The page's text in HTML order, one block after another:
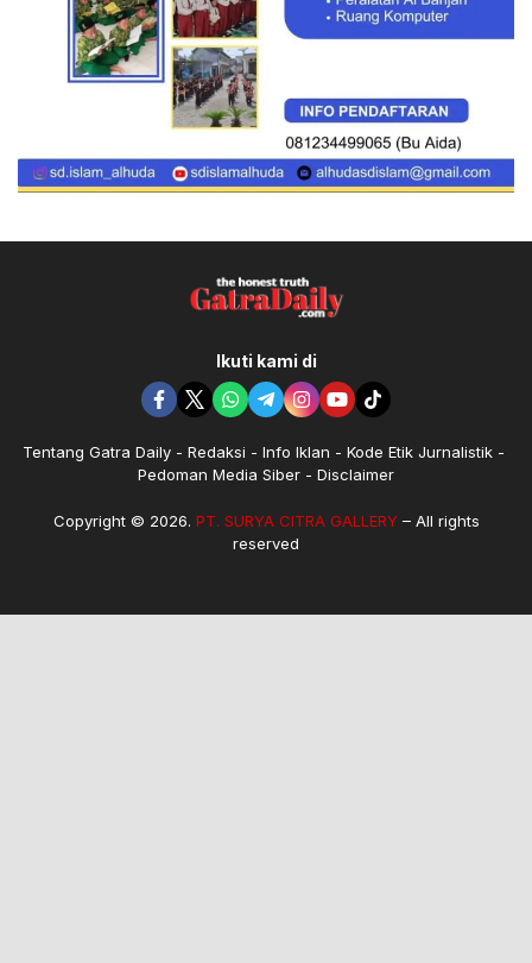
Ikuti kami di
Tentang Gatra Daily Redaksi Info Iklan
Kode Etik Jurnalistik
Pedoman Media Siber
Disclaimer
Copyright © 2026. PT. SURYA CITRA GALLERY– All rights
reserved